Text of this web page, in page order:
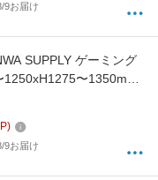
9お届け
SUPPLY ゲーミング
〜1350mm]
9お届け